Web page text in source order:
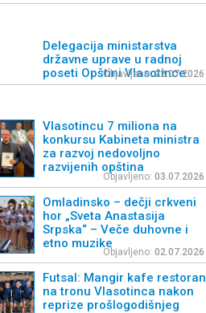
Delegacija ministarstva
državne uprave u radnoj
poseti Opštini Vlasotince
Objavljeno:22.07.2026
Vlasotincu 7 miliona na
konkursu Kabineta ministra
za razvoj nedovoljno
razvijenih opština
Objavljeno: 03.07.2026
Omladinsko – dečji crkveni
hor „Sveta Anastasija
Srpska“ – Veče duhovne i
etno muzike
Objavljeno: 02.07.2026
Futsal: Mangir kafe restoran
na tronu Vlasotinca nakon
reprize prošlogodišnjeg